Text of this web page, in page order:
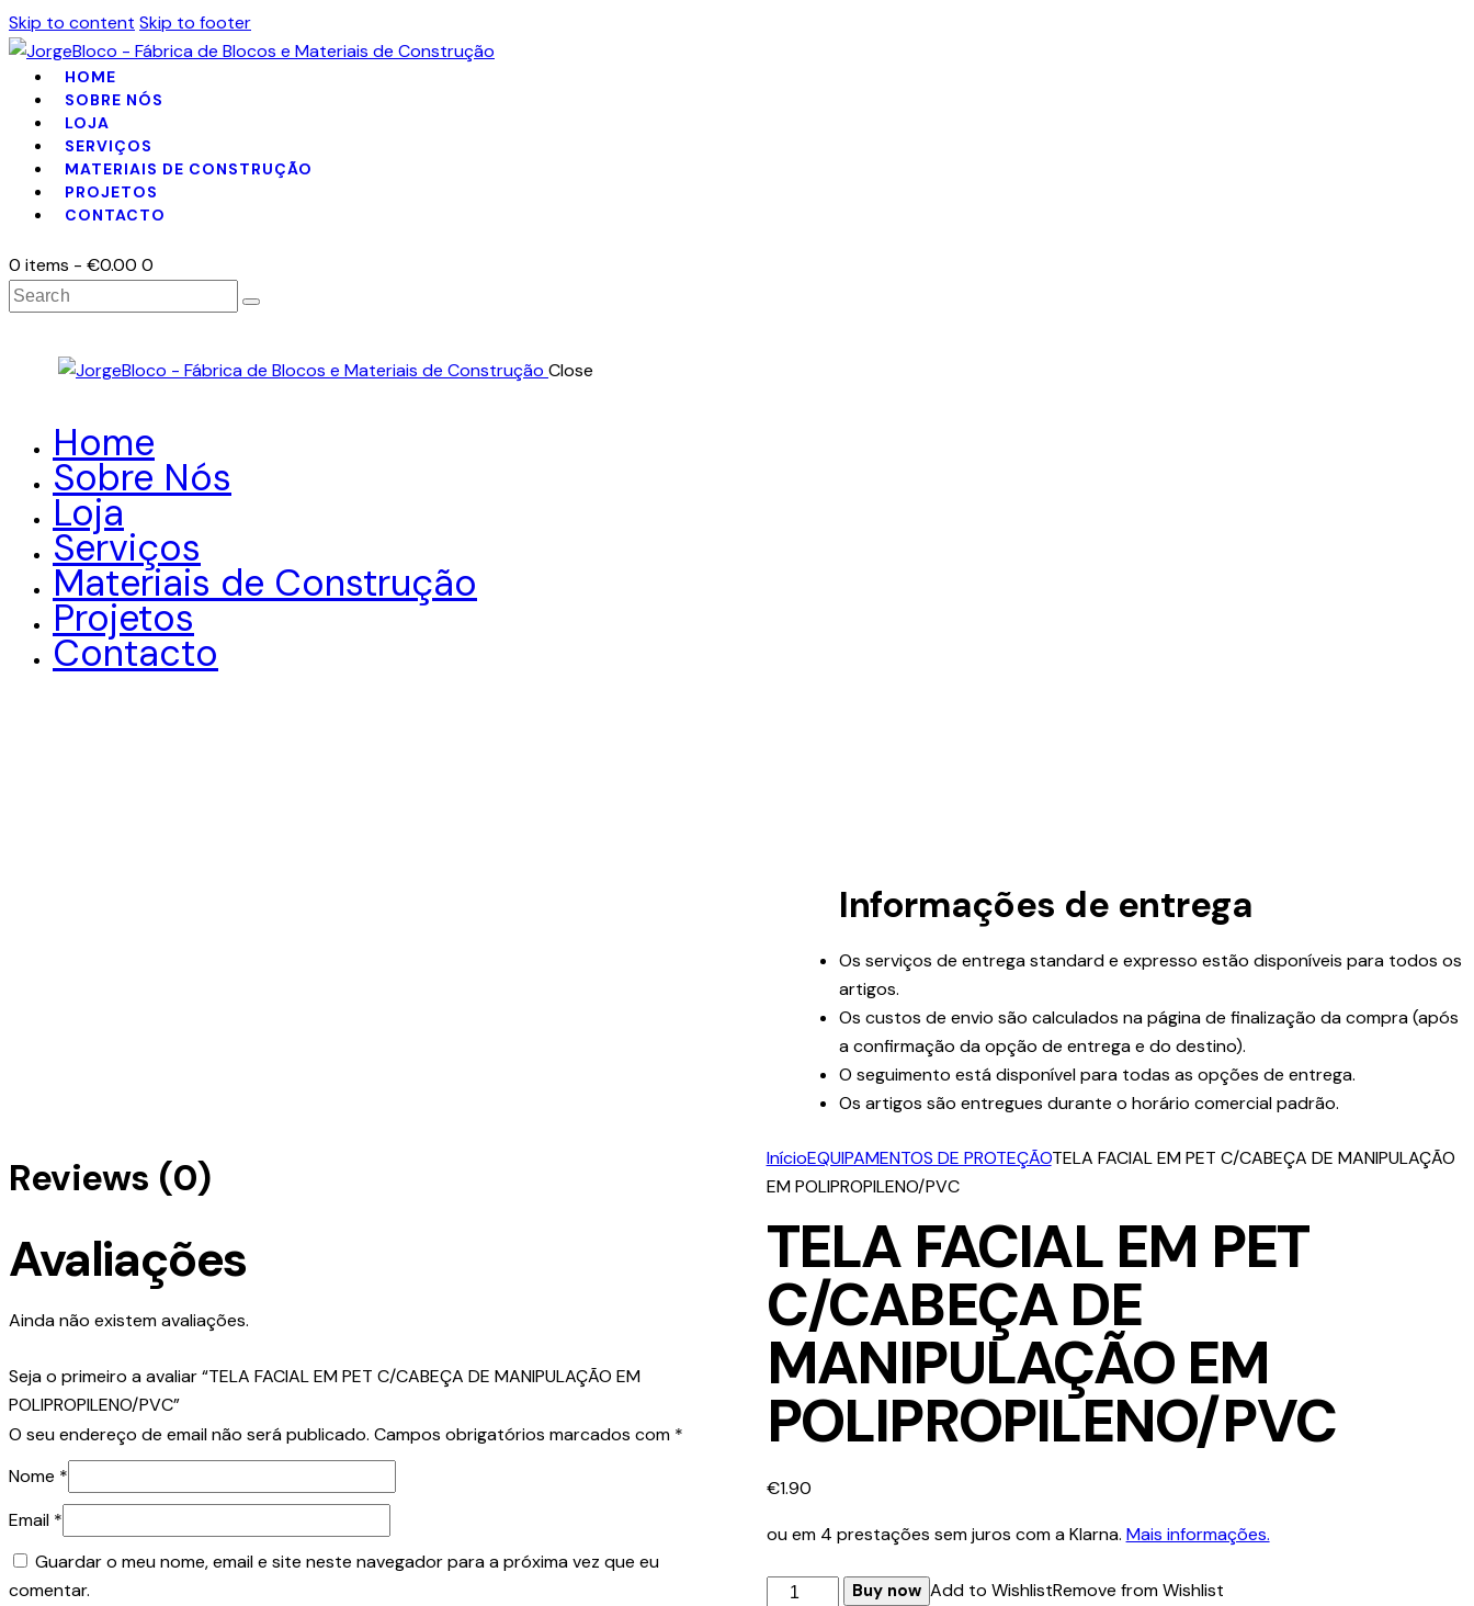
Skip to content Skip to footer
HOME
SOBRE NÓS
LOJA
SERVIÇOS
MATERIAIS DE CONSTRUÇÃO
PROJETOS
CONTACTO
0 items - €0.00 0
Search
Close
Home
Sobre Nós
Loja
Serviços
Materiais de Construção
Projetos
Contacto
InícioEQUIPAMENTOS DE PROTEÇÃOTELA FACIAL EM PET C/CABEÇA DE MANIPULAÇÃO
EM POLIPROPILENO/PVC
TELA FACIAL EM PET
C/CABEÇA DE
MANIPULAÇÃO EM
POLIPROPILENO/PVC
€1.90
ou em 4 prestações sem juros com a Klarna. Mais informações.
QuantidadeBuy now Add to WishlistRemove from Wishlist
Informações de entrega
Os serviços de entrega standard e expresso estão disponíveis para todos os
artigos.
Os custos de envio são calculados na página de finalização da compra (após
a confirmação da opção de entrega e do destino).
O seguimento está disponível para todas as opções de entrega.
Os artigos são entregues durante o horário comercial padrão.
Reviews (0)
Avaliações
Ainda não existem avaliações.
Seja o primeiro a avaliar “TELA FACIAL EM PET C/CABEÇA DE MANIPULAÇÃO EM
POLIPROPILENO/PVC”
O seu endereço de email não será publicado. Campos obrigatórios marcados com *
Nome *
Email *
Guardar o meu nome, email e site neste navegador para a próxima vez que eu
comentar.